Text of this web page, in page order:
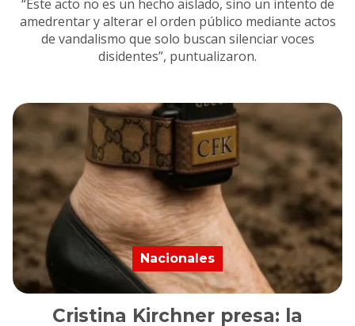
“Este acto no es un hecho aislado, sino un intento de
amedrentar y alterar el orden público mediante actos
de vandalismo que solo buscan silenciar voces
disidentes”, puntualizaron.
Cristina Kirchner presa: la
Nacionales